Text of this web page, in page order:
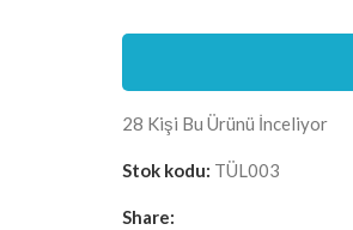
28 Kişi Bu Ürünü İnceliyor
Stok kodu: TÜL003
Share: